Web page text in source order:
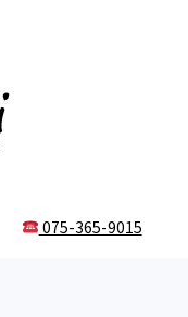
075-365-9015